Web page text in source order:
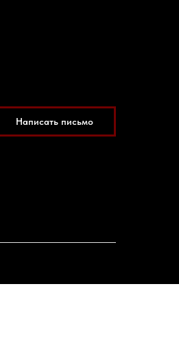
Написать письмо